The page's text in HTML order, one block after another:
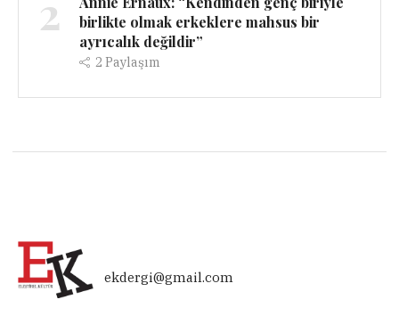
2
birlikte olmak erkeklere mahsus bir
ayrıcalık değildir”
2 Paylaşım
ekdergi@gmail.com